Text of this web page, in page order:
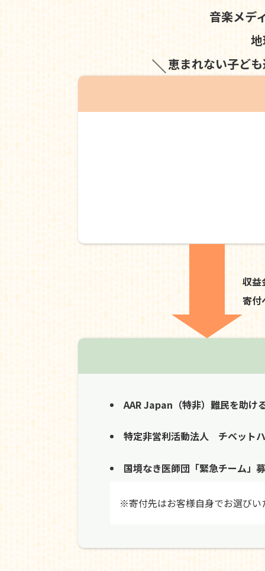
音楽メデ
恵まれない子ど
収益
寄付
AAR Japan（特非）難民を助け
特定非営利活動法人 チベット
国境なき医師団「緊急チーム」
※寄付先はお客様自身でお選びい